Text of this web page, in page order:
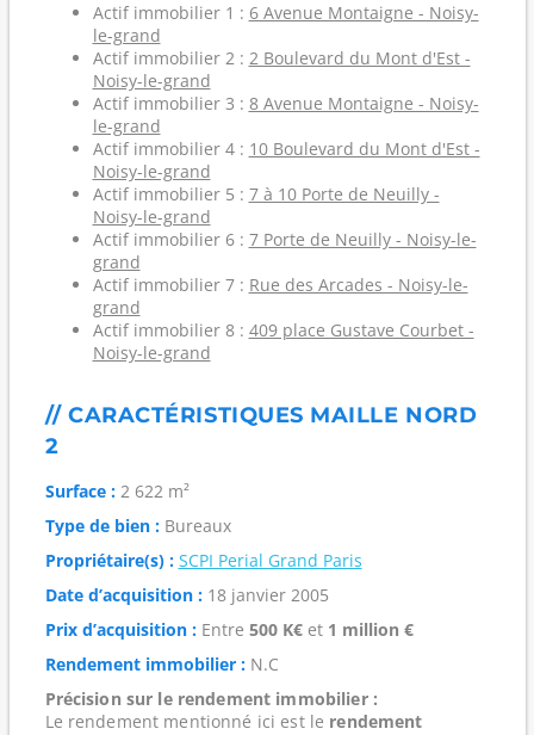
Actif immobilier 1 : 6 Avenue Montaigne - Noisy-
le-grand
Actif immobilier 2 : 2 Boulevard du Mont d'Est -
Noisy-le-grand
Actif immobilier 3 : 8 Avenue Montaigne - Noisy-
le-grand
Actif immobilier 4 : 10 Boulevard du Mont d'Est -
Noisy-le-grand
Actif immobilier 5 : 7 à 10 Porte de Neuilly -
Noisy-le-grand
Actif immobilier 6 : 7 Porte de Neuilly - Noisy-le-
grand
Actif immobilier 7 : Rue des Arcades - Noisy-le-
grand
Actif immobilier 8 : 409 place Gustave Courbet -
Noisy-le-grand
// CARACTÉRISTIQUES MAILLE NORD
2
Surface :2 622 m²
Type de bien :Bureaux
Propriétaire(s) : SCPI Perial Grand Paris
Date d’acquisition :18 janvier 2005
Prix d’acquisition :Entre 500 K€et 1 million €
Rendement immobilier :N.C
Précision sur le rendement immobilier :
Le rendement mentionné ici est le rendement